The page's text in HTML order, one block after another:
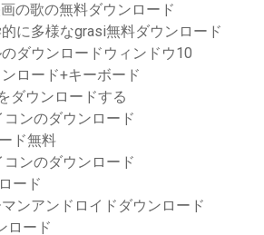
の歌の無料ダウンロード
に多様なgrasi無料ダウンロード
ダウンロードウィンドウ10
ロード+キーボード
ダウンロードする
ンのダウンロード
ド無料
ンのダウンロード
ード
ンアンドロイドダウンロード
ロード